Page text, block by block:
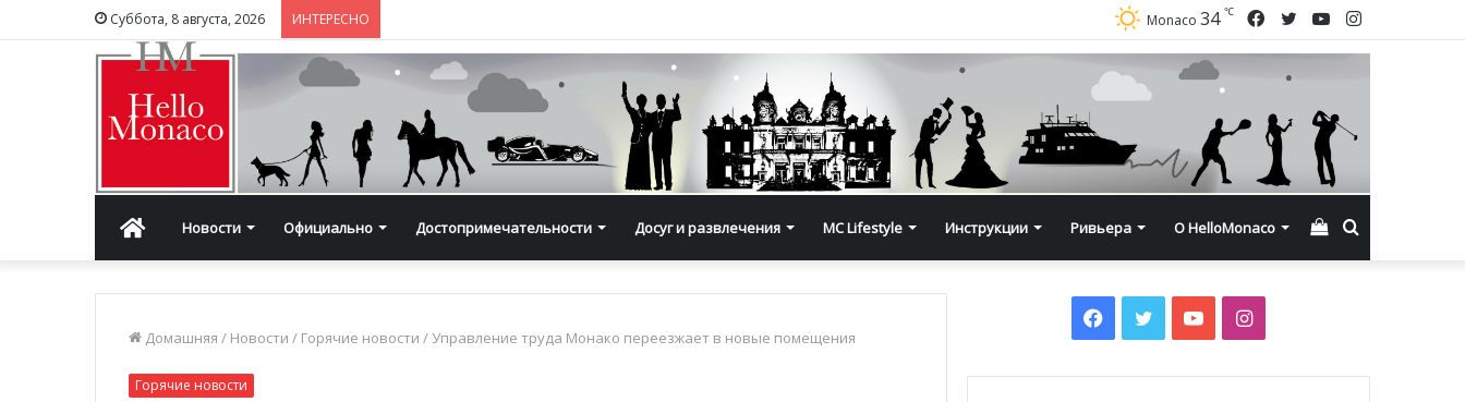
Суббота, 8 августа, 2026 ИНТЕРЕСНО Instagram
YouTube
Twitter
Facebook
Monaco 34 ℃
ГлавнаяНовости Официально Достопримечательности Досуг и развлечения MC Lifestyle Инструкции Ривьера О HelloMonaco Смотреть
Домашняя / Новости / Горячие новости / Управление труда Монако переезжает в новые помещения
Горячие новости
Facebook
TwitterYouTubeInstagram